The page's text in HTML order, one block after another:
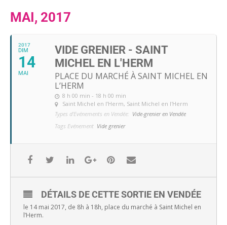
MAI, 2017
2017
DIM
14
MAI
VIDE GRENIER - SAINT
MICHEL EN L'HERM
PLACE DU MARCHÉ À SAINT MICHEL EN
L’HERM
8 h 00 min - 18 h 00 min
Saint Michel en l’Herm, Saint Michel en l'Herm
Types d'Evénements en Vendée: Vide-grenier en Vendée
Tags Evénement Vide grenier
DÉTAILS DE CETTE SORTIE EN VENDÉE
le 14 mai 2017, de 8h à 18h, place du marché à Saint Michel en
l’Herm.